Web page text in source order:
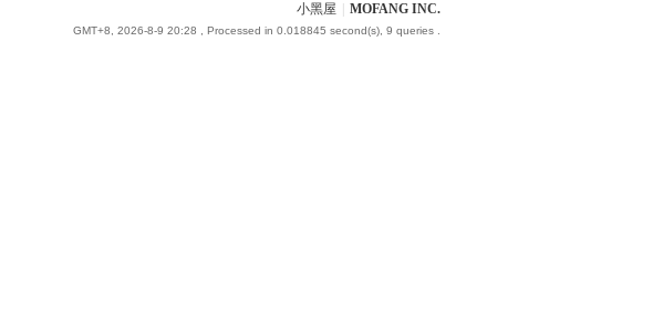
小黑屋 MOFANG INC.
GMT+8, 2026-8-9 20:28 , Processed in 0.018845 second(s), 9 queries .